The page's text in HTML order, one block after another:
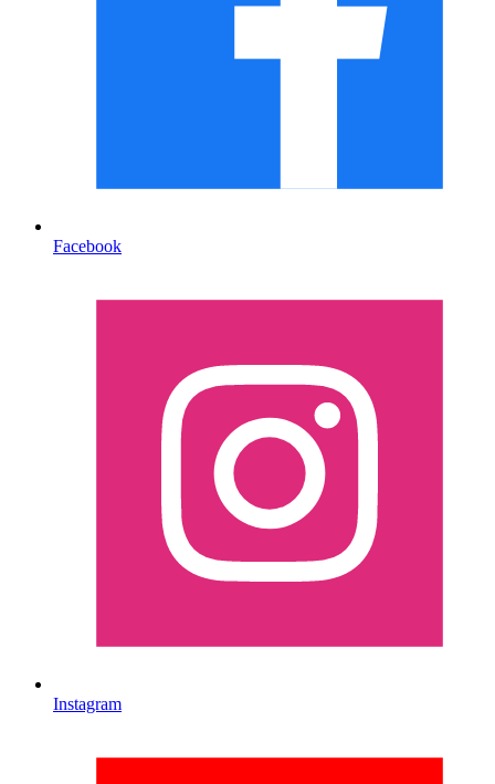
Facebook
Instagram